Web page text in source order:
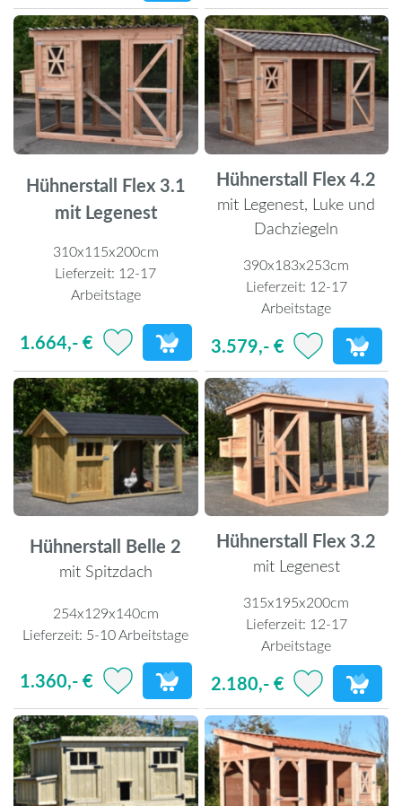
Hühnerstall Flex 3.1
mit Legenest
310x115x200cm
Lieferzeit: 12-17
Arbeitstage
1.664,- €
Hühnerstall Flex 4.2
mit Legenest, Luke und
Dachziegeln
390x183x253cm
Lieferzeit: 12-17
Arbeitstage
3.579,- €
Hühnerstall Belle 2
mit Spitzdach
254x129x140cm
Lieferzeit: 5-10 Arbeitstage
1.360,- €
Hühnerstall Flex 3.2
mit Legenest
315x195x200cm
Lieferzeit: 12-17
Arbeitstage
2.180,- €